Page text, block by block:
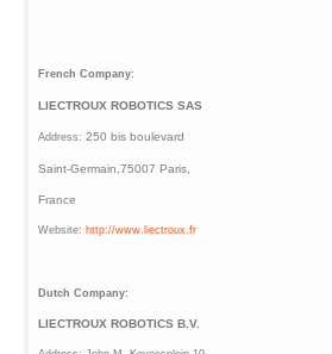
French Company:
LIECTROUX ROBOTICS SAS
Address: 250 bis boulevard
Saint-Germain,75007 Paris,
France
Website: http://www.liectroux.fr
Dutch Company:
LIECTROUX ROBOTICS B.V.